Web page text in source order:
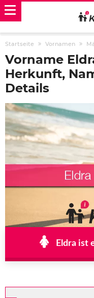
Startseite Vornamen
Vorname
Herkunft,
Details
Eldra ist